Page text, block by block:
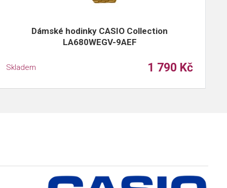
Dámské hodinky CASIO Collection
LA680WEGV-9AEF
Skladem 1 790 Kč